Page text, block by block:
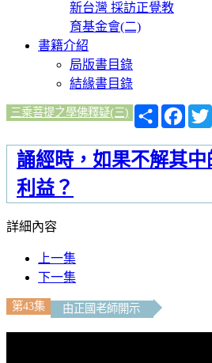
新台灣 採訪正覺教
育基金會(二)
書籍介紹
局版書目錄
結緣書目錄
三乘菩提之學佛釋疑(三)
分
享
誦經時，如果不解其
利益？
詳細內容
上一集
下一集
第43集 由正國老師開示